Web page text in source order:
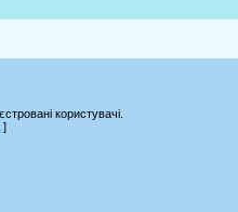
користувачі.
]